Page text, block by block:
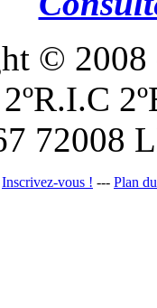
© 2008
72008
Inscrivez-vous ! --- Plan